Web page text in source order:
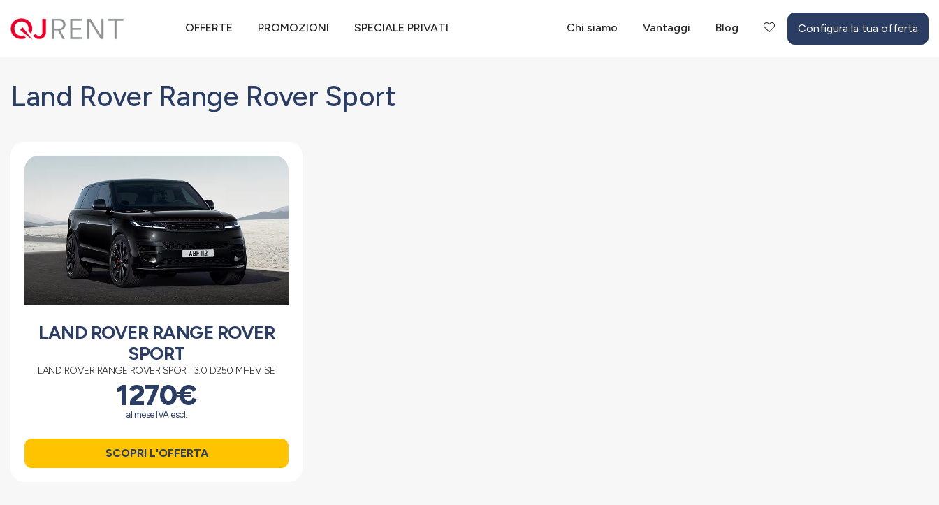
OFFERTE PROMOZIONI SPECIALE PRIVATI Chi siamo Vantaggi Blog Configura la tua offerta
QJ Rent Offerte noleggio lungo termine Land Rover Range Rover Sport
Land Rover Range Rover Sport
LAND ROVER RANGE ROVER
SPORT
LAND ROVER RANGE ROVER SPORT 3.0 D250 MHEV SE
1270€
al mese IVA escl.
SCOPRI L'OFFERTA